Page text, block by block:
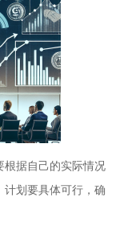
根据自己的实际情况
计划要具体可行，确